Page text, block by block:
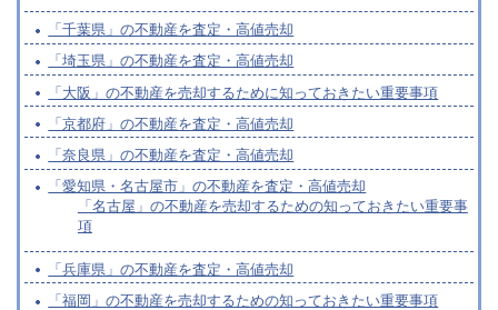
「千葉県」の不動産を査定・高値売却
「埼玉県」の不動産を査定・高値売却
「大阪」の不動産を売却するために知っておきたい重要事項
「京都府」の不動産を査定・高値売却
「奈良県」の不動産を査定・高値売却
「愛知県・名古屋市」の不動産を査定・高値売却
「名古屋」の不動産を売却するための知っておきたい重要事
項
「兵庫県」の不動産を査定・高値売却
「福岡」の不動産を売却するための知っておきたい重要事項